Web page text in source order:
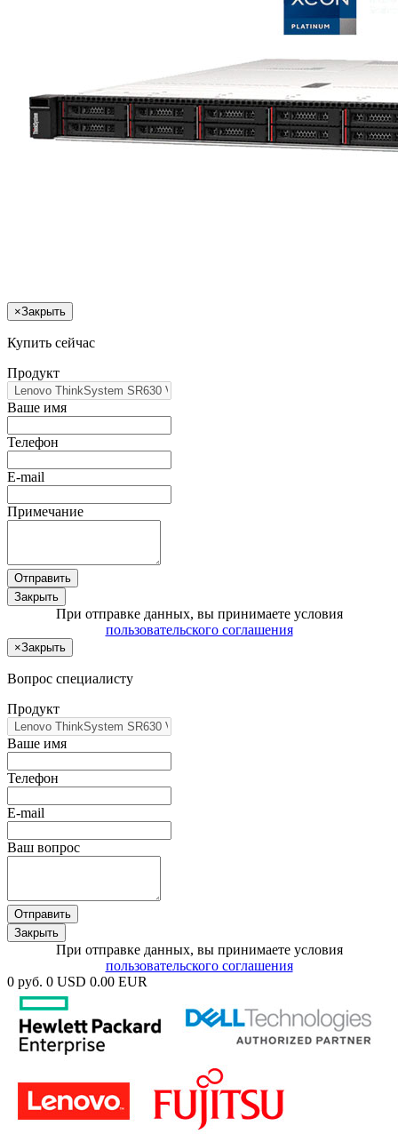
×Закрыть
Купить сейчас
Продукт
Ваше имя
Телефон
E-mail
Примечание
Отправить
Закрыть
При отправке данных, вы принимаете условия
пользовательского соглашения
×Закрыть
Вопрос специалисту
Продукт
Ваше имя
Телефон
E-mail
Ваш вопрос
Отправить
Закрыть
При отправке данных, вы принимаете условия
пользовательского соглашения
0 руб. 0 USD 0.00 EUR